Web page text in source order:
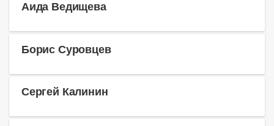
Аида Ведищева
Борис Суровцев
Сергей Калинин